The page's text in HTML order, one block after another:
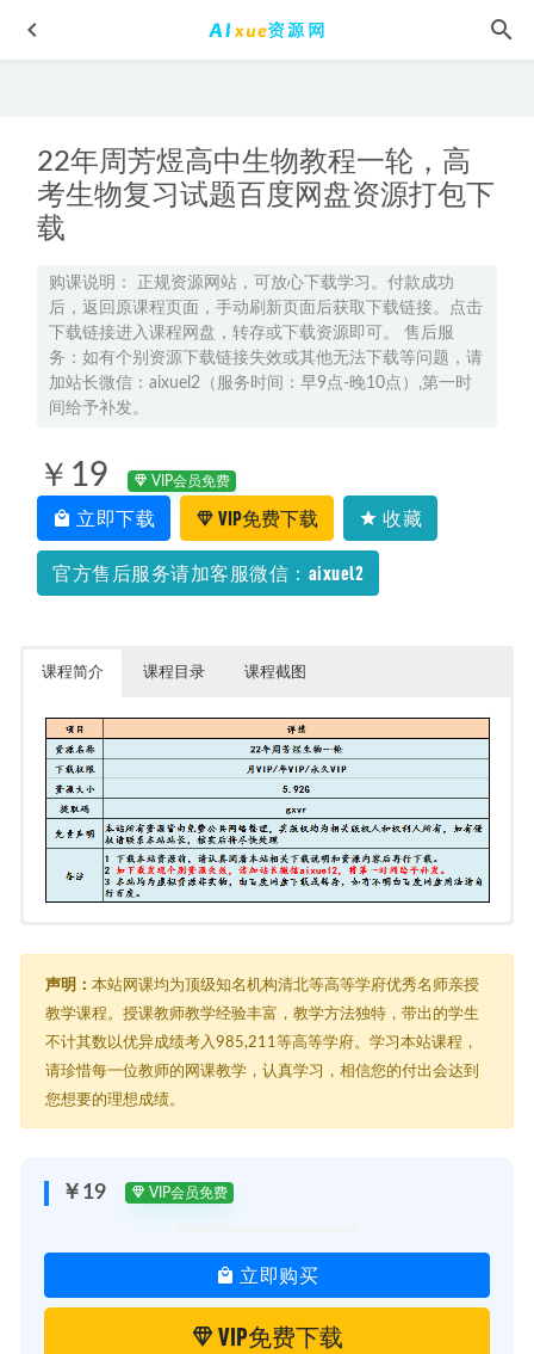
22年周芳煜高中生物教程一轮，高
考生物复习试题百度网盘资源打包下
载
购课说明： 正规资源网站，可放心下载学习。付款成功
后，返回原课程页面，手动刷新页面后获取下载链接。点击
下载链接进入课程网盘，转存或下载资源即可。 售后服
务：如有个别资源下载链接失效或其他无法下载等问题，请
加站长微信：aixuel2（服务时间：早9点-晚10点）,第一时
间给予补发。
￥19 VIP会员免费
立即下载 VIP免费下载 收藏
官方售后服务请加客服微信：aixuel2
课程简介 课程目录 课程截图
├─ 01导学课
│ └─ 导学课（1）.mp4
│ ├─ 02.1【核心知识】生物圈到细胞.mp4
│ ├─ 02.2【核心知识】病毒&原核生物&真核生物.mp4
│ ├─ 02.3【低频考点】显微镜的使用.mp4
│ └─ 02.4【低频考点】细胞学说.mp4
│ └─ 03.3【技巧拔高】元素与化合物的关系.mp4
├─ 04【无机物——水和无机盐】
│ └─ 04.2【核心知识】无机盐.mp4
│ ├─ 05.1【核心知识】蛋白质.mp4
│ └─ 05.2【拔高技巧】蛋白质计算.mp4
├─ 06【有机物——核酸】
声明： 本站网课均为顶级知名机构清北等高等学府优秀名师亲授
教学课程。授课教师教学经验丰富，教学方法独特，带出的学生
不计其数以优异成绩考入985,211等高等学府。学习本站课程，
请珍惜每一位教师的网课教学，认真学习，相信您的付出会达到
您想要的理想成绩。
￥19 VIP会员免费
立即购买
VIP免费下载
23年高中历史网课教程有道2023张志浩高二历史视频教程
2023-02-11
2021平赫高三化学清北班课程,3.7G课程百度网盘打包下载,高
考化学/高中化学教学视频 2021-04-16
2024王瑾高一化学a+下学期寒春班
2027高考语文一轮复习｜乘风高三语文网课视频教程暑秋班
2026-07-14